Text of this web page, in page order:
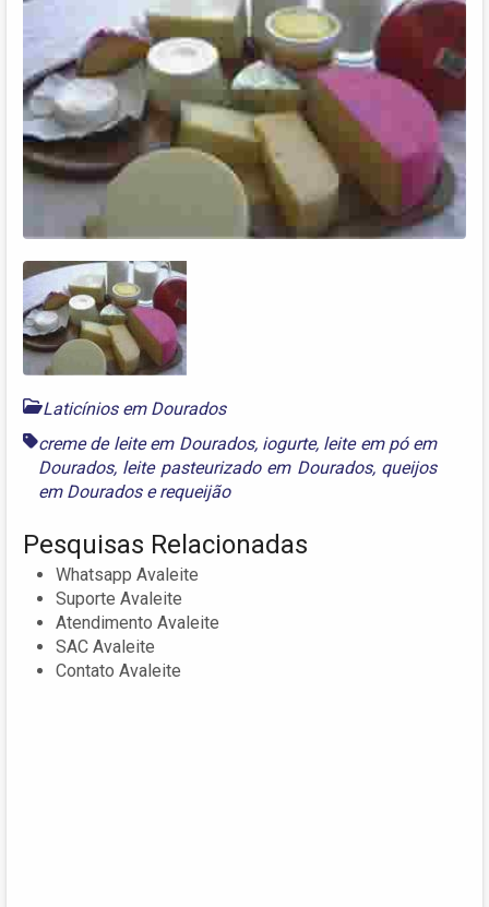
Laticínios em Dourados
creme de leite em Dourados, iogurte, leite em pó em
Dourados, leite pasteurizado em Dourados, queijos
em Douradoserequeijão
Pesquisas Relacionadas
Whatsapp Avaleite
Suporte Avaleite
Atendimento Avaleite
SAC Avaleite
Contato Avaleite